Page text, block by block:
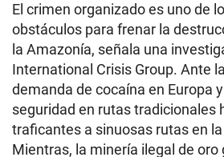
El crimen organizado es uno de
obstáculos para frenar la
la Amazonía, señala una
International Crisis Group. Ante
demanda de cocaína en Europa
seguridad en rutas tradicionales
traficantes a sinuosas rutas en
Mientras, la minería ilegal de oro